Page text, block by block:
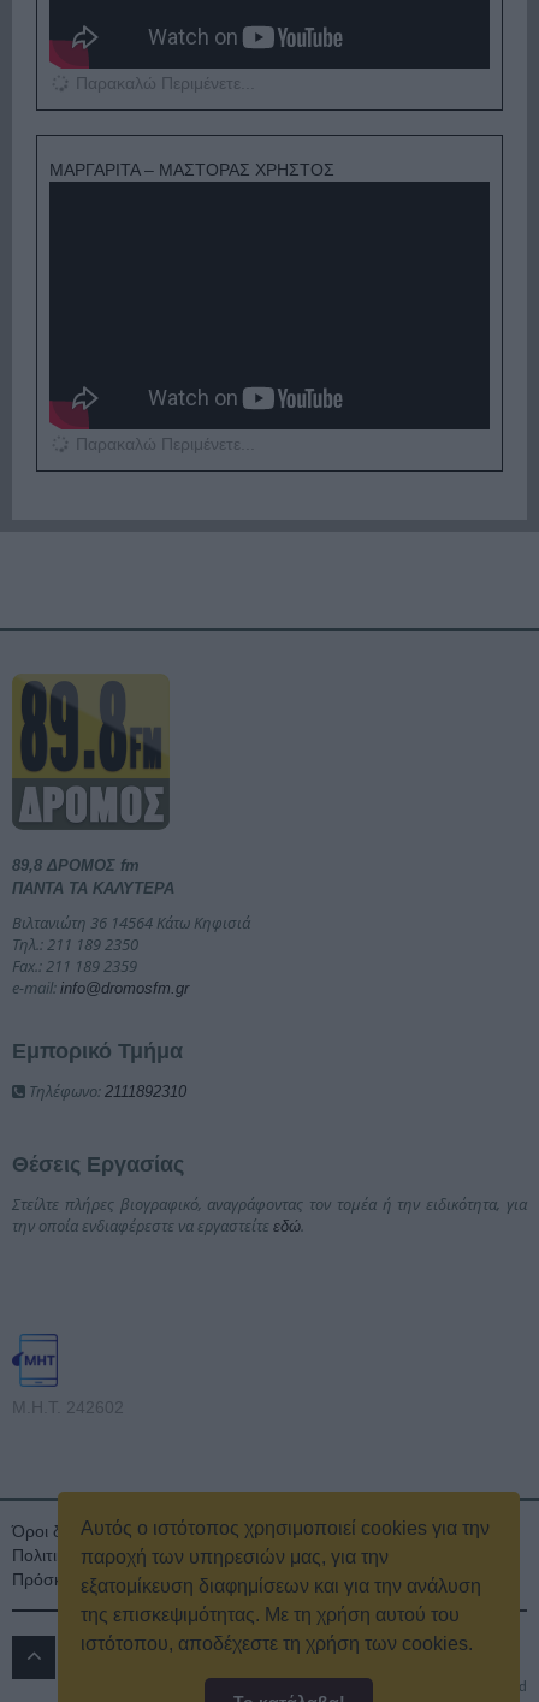
Αυτός ο ιστότοπος χρησιμοποιεί cookies για την
παροχή των υπηρεσιών μας, για την
εξατομίκευση διαφημίσεων και για την ανάλυση
της επισκεψιμότητας. Με τη χρήση αυτού του
ιστότοπου, αποδέχεστε τη χρήση των cookies.
Παρακαλώ Περιμένετε...
ΜΑΡΓΑΡΙΤΑ – ΜΑΣΤΟΡΑΣ ΧΡΗΣΤΟΣ
Παρακαλώ Περιμένετε...
89,8 ΔΡΟΜΟΣ fm
ΠΑΝΤΑ ΤΑ ΚΑΛΥΤΕΡΑ
Βιλτανιώτη 36 14564 Κάτω Κηφισιά
Τηλ.: 211 189 2350
Fax.: 211 189 2359
e-mail: info@dromosfm.gr
Εμπορικό Τμήμα
Τηλέφωνο: 2111892310
Θέσεις Εργασίας
Στείλτε πλήρες βιογραφικό, αναγράφοντας τον τομέα ή την ειδικότητα, για
την οποία ενδιαφέρεστε να εργαστείτε εδώ.
Μ.Η.Τ. 242602
Όροι διαγωνισμού Όροι Χρήσης
Ταυτότητα
Πολιτική Απορρήτου & Cookies
Επικοινωνία
Οικονομικά στοιχεία
Πρόσκληση τακτικής γενικής συνέλευσης
Κρατική Διαφήμιση
ΔΡΟΜΟΣ 89.8 FM All rights reserved